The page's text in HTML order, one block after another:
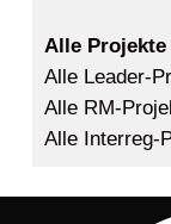
Alle Projekte
Alle Leader-
Alle RM-
Alle Interreg-